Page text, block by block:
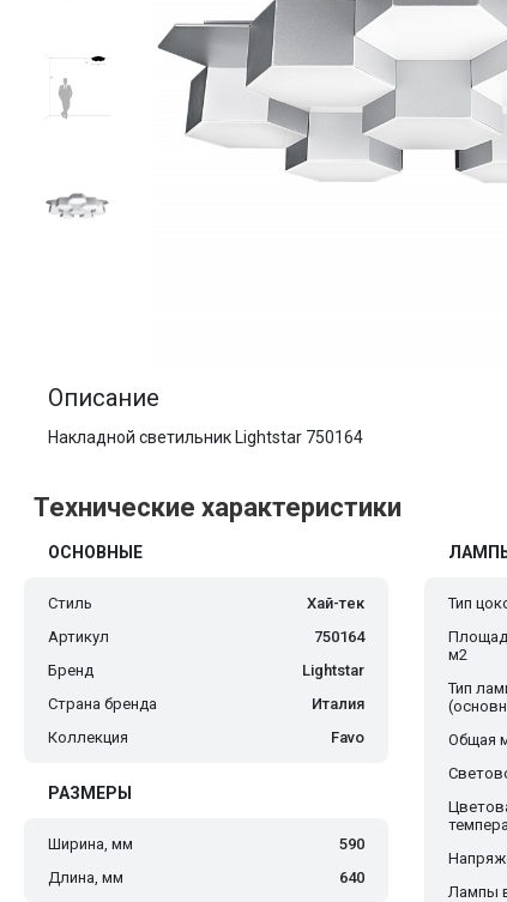
Описание
Накладной светильник Lightstar 750164
Технические характеристики
ОСНОВНЫЕ
Стиль
Хай-тек
Артикул
750164
Бренд
Lightstar
Страна бренда
Италия
Коллекция
Favo
РАЗМЕРЫ
Ширина, мм
590
Длина, мм
640
Тип
м2
Тип
Общая
Лампы